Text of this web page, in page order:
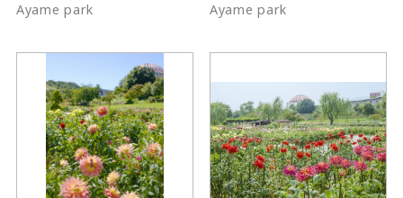
Ayame park Ayame park